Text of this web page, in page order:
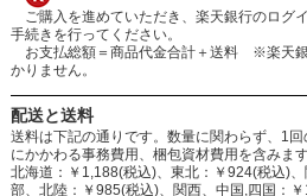
ご購入を進めていただき、楽天銀行のログ
手続きを行ってください。
お支払総額＝商品代金合計＋送料 ※楽天
かりません。
配送と送料
送料は下記の通りです。数量に関わらず、1
にかかわる事務費用、梱包資材費用を含みます
北海道：￥1,188(税込)、東北：￥924(税込)
部、北陸：￥985(税込)、関西、中国,四国：